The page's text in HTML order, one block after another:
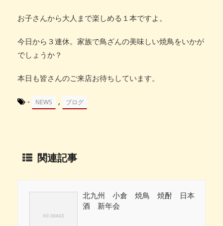
お子さんから大人まで楽しめる１本ですよ。
今日から３連休。家族で鳥ざんの美味しい焼鳥をいかが
でしょうか？
本日も皆さんのご来店お待ちしています。
- NEWS , ブログ
関連記事
北九州 小倉 焼鳥 焼酎 日本
酒 新年会